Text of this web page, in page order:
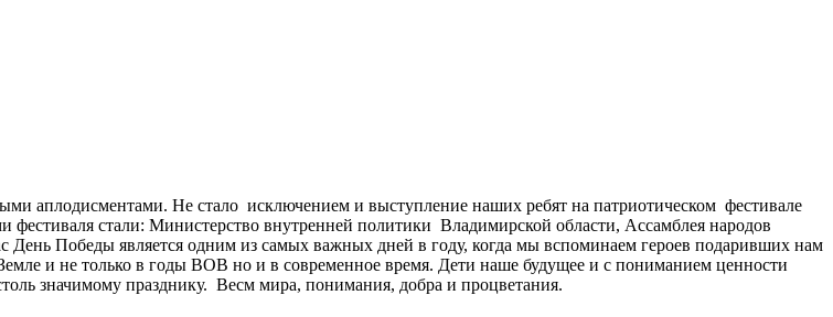
аплодисментами. Не стало исключением и выступление наших ребят на патриотическом фестивале
стали: Министерство внутренней политики Владимирской области, Ассамблея народов
Победы является одним из самых важных дней в году, когда мы вспоминаем героев подаривших нам
и не только в годы ВОВ но и в современное время. Дети наше будущее и с пониманием ценности
значимому празднику. Весм мира, понимания, добра и процветания.